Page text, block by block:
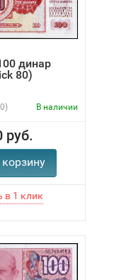
динар
80)
В наличии
руб.